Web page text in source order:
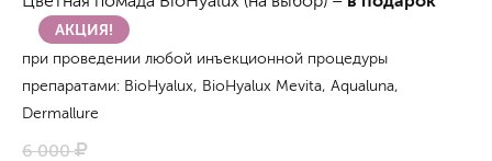
АКЦИЯ!
при проведении любой инъекционной процедуры
препаратами: BioHyalux, BioHyalux Mevita, Aqualuna,
Dermallure
6 000